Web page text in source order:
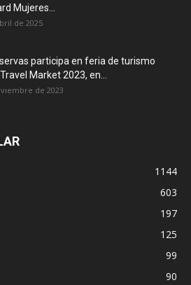
Mujeres...
de 2025
participa en feria de turismo
Market 2023, en...
de 2023
1144
603
197
125
99
90